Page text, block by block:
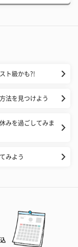
ト級かも?!
法を見つけよう
みを過ごしてみま
みよう